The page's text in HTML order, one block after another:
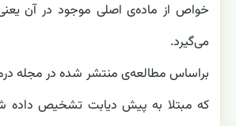
خواص از ماده‌ی اصلی موجود ‏در آن
می‌گیرد‎.
که ‏مبتلا به پیش دیابت تشخیص داده